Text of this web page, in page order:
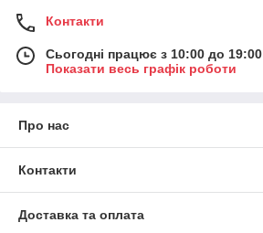
Контакти
Сьогодні працює з 10:00 до 19:00
Показати весь графік роботи
Про нас
Контакти
Доставка та оплата